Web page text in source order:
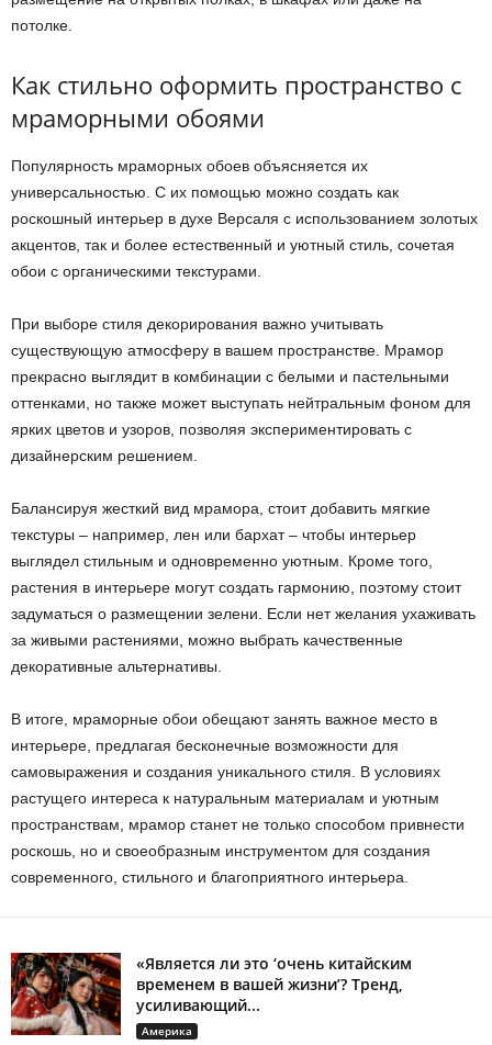
потолке.
Как стильно оформить пространство с
мраморными обоями
Популярность мраморных обоев объясняется их
универсальностью. С их помощью можно создать как
роскошный интерьер в духе Версаля с использованием золотых
акцентов, так и более естественный и уютный стиль, сочетая
обои с органическими текстурами.
При выборе стиля декорирования важно учитывать
существующую атмосферу в вашем пространстве. Мрамор
прекрасно выглядит в комбинации с белыми и пастельными
оттенками, но также может выступать нейтральным фоном для
ярких цветов и узоров, позволяя экспериментировать с
дизайнерским решением.
Балансируя жесткий вид мрамора, стоит добавить мягкие
текстуры – например, лен или бархат – чтобы интерьер
выглядел стильным и одновременно уютным. Кроме того,
растения в интерьере могут создать гармонию, поэтому стоит
задуматься о размещении зелени. Если нет желания ухаживать
за живыми растениями, можно выбрать качественные
декоративные альтернативы.
В итоге, мраморные обои обещают занять важное место в
интерьере, предлагая бесконечные возможности для
самовыражения и создания уникального стиля. В условиях
растущего интереса к натуральным материалам и уютным
пространствам, мрамор станет не только способом привнести
роскошь, но и своеобразным инструментом для создания
современного, стильного и благоприятного интерьера.
«Является ли это ‘очень китайским
временем в вашей жизни’? Тренд,
усиливающий...
Америка